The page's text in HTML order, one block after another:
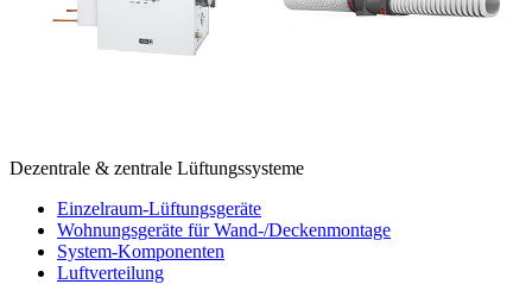
Dezentrale & zentrale Lüftungssysteme
Einzelraum-Lüftungsgeräte
Wohnungsgeräte für Wand-/Deckenmontage
System-Komponenten
Luftverteilung